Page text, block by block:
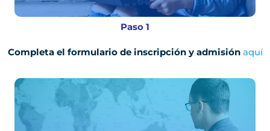
Paso 1
Completa el formulario de inscripción y admisión aquí